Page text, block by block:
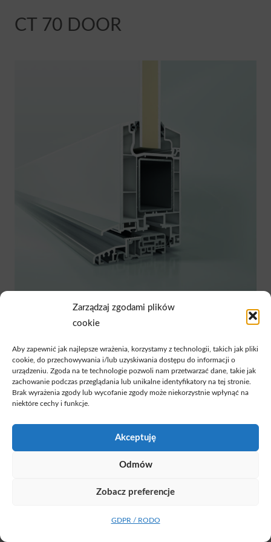
Zarządzaj zgodami plików
cookie
Aby zapewnić jak najlepsze wrażenia, korzystamy z technologii, takich jak pliki
cookie, do przechowywania i/lub uzyskiwania dostępu do informacji o
urządzeniu. Zgoda na te technologie pozwoli nam przetwarzać dane, takie jak
zachowanie podczas przeglądania lub unikalne identyfikatory na tej stronie.
Brak wyrażenia zgody lub wycofanie zgody może niekorzystnie wpłynąć na
niektóre cechy i funkcje.
Akceptuję
Odmów
Zobacz preferencje
GDPR / RODO
CT 70 DOOR